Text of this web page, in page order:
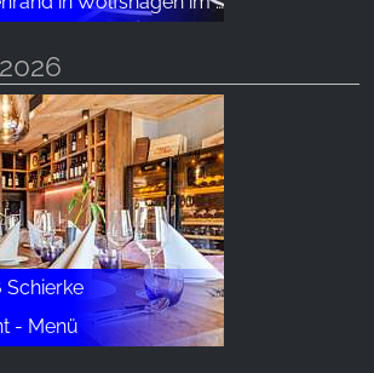
Schierke
- Menü